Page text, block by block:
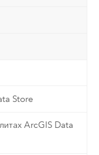
Store
ArcGIS Data